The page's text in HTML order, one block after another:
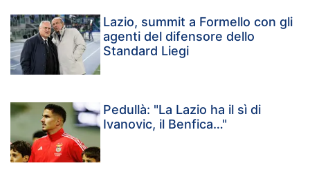
Lazio, summit a Formello con gli
agenti del difensore dello
Standard Liegi
Pedullà: "La Lazio ha il sì di
Ivanovic, il Benfica…"